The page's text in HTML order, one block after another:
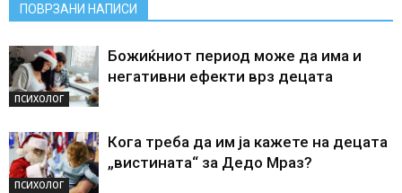
ПОВРЗАНИ НАПИСИ
ПСИХОЛОГ
Божиќниот период може да има и
негативни ефекти врз децата
ПСИХОЛОГ
Кога треба да им ја кажете на децата
„вистината“ за Дедо Мраз?